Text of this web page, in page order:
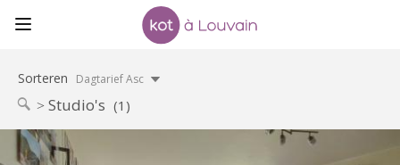
Sorteren Dagtarief Asc
Studio's (1)
Praktische Informatie